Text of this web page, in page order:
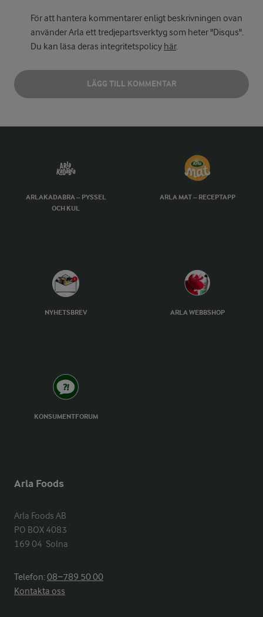
För att hantera kommentarer enligt beskrivningen ovan
använder Arla ett tredjepartsverktyg som heter "Disqus".
Du kan läsa deras integritetspolicy här.
LÄGG TILL KOMMENTAR
ARLAKADABRA – PYSSEL
OCH KUL
ARLA MAT – RECEPTAPP
NYHETSBREV ARLA WEBBSHOP
KONSUMENTFORUM
Arla Foods
Arla Foods AB
PO BOX 4083
169 04  Solna
Telefon:08−789 50 00
Kontakta oss